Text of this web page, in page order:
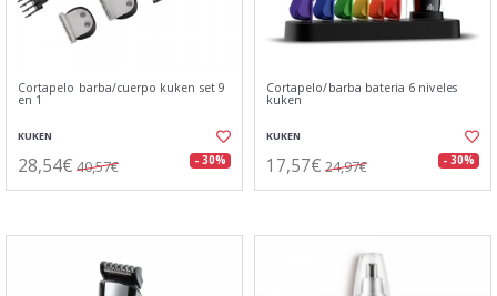
Cortapelo barba/cuerpo kuken set 9
en 1
KUKEN
28,54€ 40,57€ - 30%
Cortapelo/barba bateria 6 niveles
kuken
KUKEN
17,57€ 24,97€ - 30%